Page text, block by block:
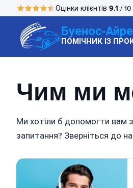
Оцінки клієнтів 9.1 / 10
Буенос-
ПОМІЧНИК ІЗ
Чим ми
Ми хотіли б допомогти вам
запитання? Зверніться до